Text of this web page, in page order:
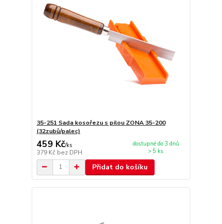
35-251 Sada kosořezu s pilou ZONA 35-200
(32zubů/palec)
459 Kč/ks
379 Kč bez DPH
dostupné do 3 dnů
> 5 ks
Přidat do košíku